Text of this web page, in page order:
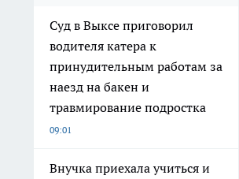
Суд в Выксе приговорил
водителя катера к
принудительным работам за
наезд на бакен и
травмирование подростка
09:01
Внучка приехала учиться и